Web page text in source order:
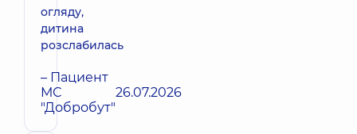
огляду,
дитина
розслабилась
– Пациент
МС
"Добробут"
26.07.2026